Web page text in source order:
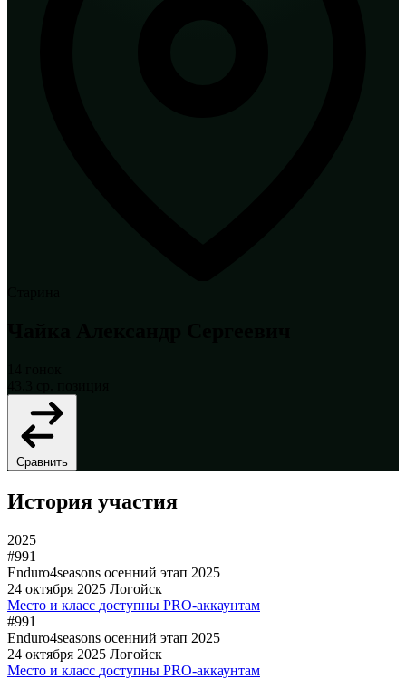
Сравнить
История участия
2025
#991
Enduro4seasons осенний этап 2025
24 октября 2025 Логойск
Место и класс доступны PRO-аккаунтам
#991
Enduro4seasons осенний этап 2025
24 октября 2025 Логойск
Место и класс доступны PRO-аккаунтам